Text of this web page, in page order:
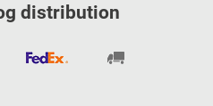
distribution